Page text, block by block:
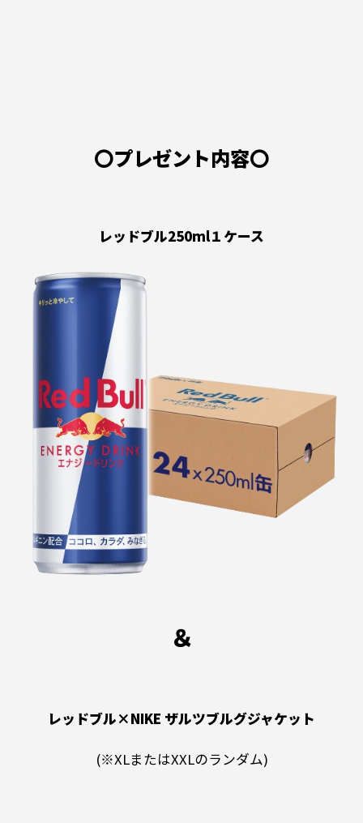
〇プレゼント内容〇
レッドブル250ml１ケース
＆
レッドブル×NIKE ザルツブルグジャケット
(※XLまたはXXLのランダム)